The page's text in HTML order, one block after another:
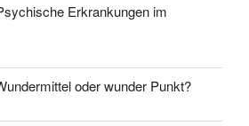
Erkrankungen im
oder wunder Punkt?